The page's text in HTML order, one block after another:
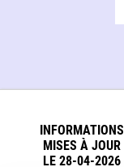
INFORMATIONS
MISES À JOUR
LE 28-04-2026